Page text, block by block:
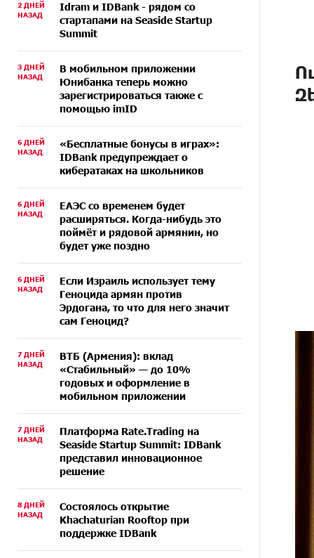
2 ДНЕЙ
НАЗАД
Idram и IDBank - рядом со
стартапами на Seaside Startup
Summit
3 ДНЕЙ
НАЗАД
В мобильном приложении
Юнибанка теперь можно
зарегистрироваться также с
помощью imID
6 ДНЕЙ
НАЗАД
«Бесплатные бонусы в играх»:
IDBank предупреждает о
кибератаках на школьников
6 ДНЕЙ
НАЗАД
ЕАЭС со временем будет
расширяться. Когда-нибудь это
поймёт и рядовой армянин, но
будет уже поздно
6 ДНЕЙ
НАЗАД
Если Израиль использует тему
Геноцида армян против
Эрдогана, то что для него значит
сам Геноцид?
7 ДНЕЙ
НАЗАД
ВТБ (Армения): вклад
«Стабильный» — до 10%
годовых и оформление в
мобильном приложении
7 ДНЕЙ
НАЗАД
Платформа Rate.Trading на
Seaside Startup Summit: IDBank
представил инновационное
решение
8 ДНЕЙ
НАЗАД
Состоялось открытие
Khachaturian Rooftop при
поддержке IDBank